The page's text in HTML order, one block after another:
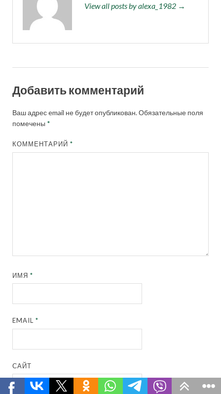
View all posts by alexa_1982 →
Добавить комментарий
Ваш адрес email не будет опубликован.Обязательные поля
помечены *
КОММЕНТАРИЙ*
ИМЯ*
EMAIL*
САЙТ